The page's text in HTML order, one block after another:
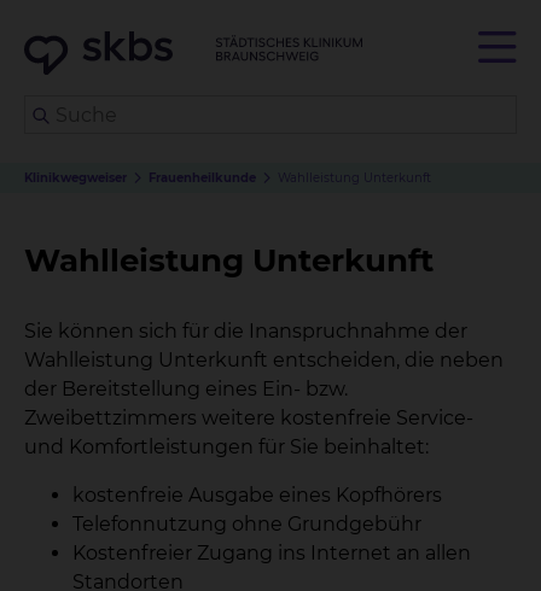
Klinikwegweiser Frauenheilkunde Wahlleistung Unterkunft
Wahlleistung Unterkunft
Sie können sich für die Inanspruchnahme der
Wahlleistung Unterkunft entscheiden, die neben
der Bereitstellung eines Ein- bzw.
Zweibettzimmers weitere kostenfreie Service-
und Komfortleistungen für Sie beinhaltet:
kostenfreie Ausgabe eines Kopfhörers
Telefonnutzung ohne Grundgebühr
Kostenfreier Zugang ins Internet an allen
Standorten